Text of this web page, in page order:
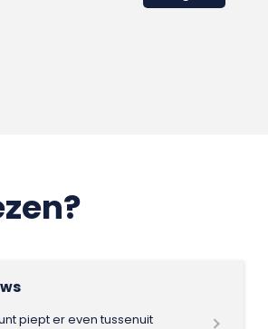
piept er even tussenuit